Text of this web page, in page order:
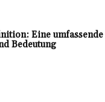
Eine umfassende
Bedeutung